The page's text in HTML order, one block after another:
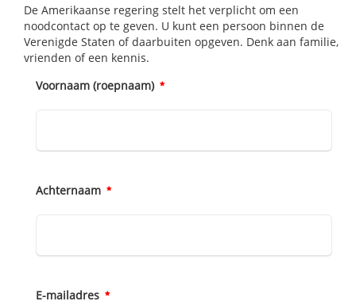
De Amerikaanse regering stelt het verplicht om een
noodcontact op te geven. U kunt een persoon binnen de
Verenigde Staten of daarbuiten opgeven. Denk aan familie‚
vrienden of een kennis.
Voornaam (roepnaam)
Achternaam
E-mailadres